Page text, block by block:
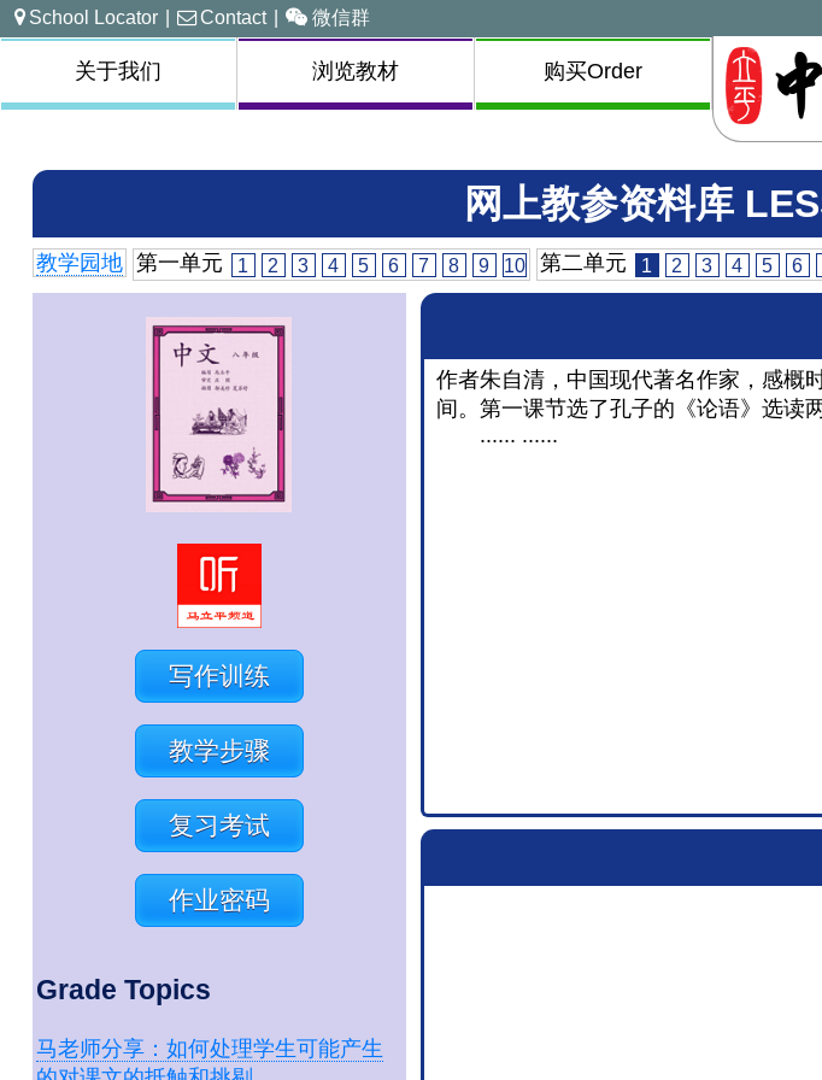
School Locator | Contact | 微信群
关于我们 浏览教材 购买Order
网上教参资料库
教学园地 第一单元 1 2 3 4 5 6 7 8 9 10 第二单元 1 2 3 4 5 6
写作训练
教学步骤
复习考试
作业密码
Grade Topics
马老师分享：如何处理学生可能产生
作者朱自清，中国现代著名作家，感概
间。第一课节选了孔子的《论语》选读两
...... ......